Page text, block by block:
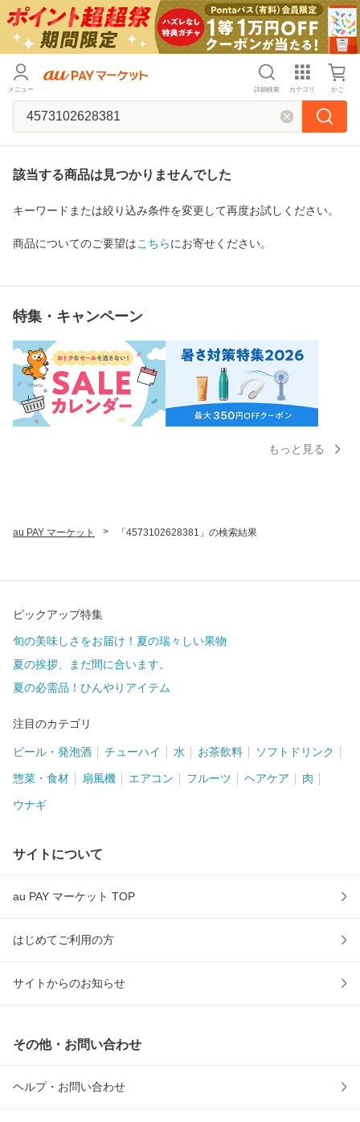
メニュー 詳細検索 カテゴリ かご
該当する商品は見つかりませんでした
キーワードまたは絞り込み条件を変更して再度お試しください。
商品についてのご要望はこちらにお寄せください。
特集・キャンペーン
もっと見る
au PAY マーケット > 「4573102628381」の検索結果
ピックアップ特集
旬の美味しさをお届け！夏の瑞々しい果物
夏の挨拶、まだ間に合います。
夏の必需品！ひんやりアイテム
注目のカテゴリ
ビール・発泡酒 チューハイ 水 お茶飲料 ソフトドリンク
惣菜・食材 扇風機 エアコン フルーツ ヘアケア 肉
ウナギ
サイトについて
au PAY マーケット TOP
はじめてご利用の方
サイトからのお知らせ
その他・お問い合わせ
ヘルプ・お問い合わせ